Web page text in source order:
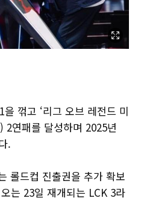
꺾고 ‘리그 오브 레전드 미
2연패를 달성하며 2025년
.
롤드컵 진출권을 추가 확보
는 23일 재개되는 LCK 3라